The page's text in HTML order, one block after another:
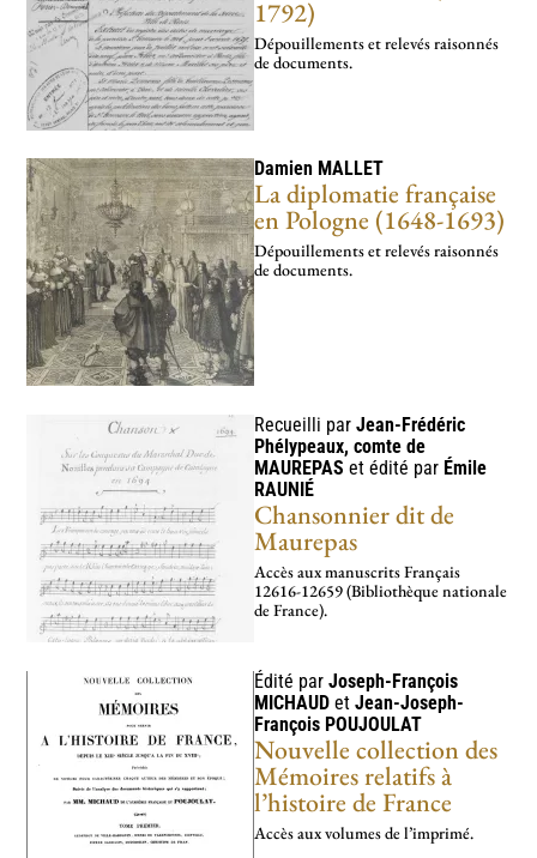
1792)
Dépouillements et relevés raisonnés
de documents.
Damien MALLET
La diplomatie française
en Pologne (1648-1693)
Dépouillements et relevés raisonnés
de documents.
Recueilli parJean-Frédéric
Phélypeaux, comte de
MAUREPAS et édité par Émile
RAUNIÉ
Chansonnier dit de
Maurepas
Accès aux manus­crits Français
12616-12659 (Bibliothèque nationale
de France).
Édité parJoseph-François
MICHAUD etJean-Joseph-
François POUJOULAT
Nouvelle collection des
Mémoires relatifs à
l’histoire de France
Accès aux volumes de l’imprimé.